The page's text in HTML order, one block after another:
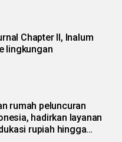
Chapter II, Inalum
lingkungan
rumah peluncuran
hadirkan layanan
rupiah hingga